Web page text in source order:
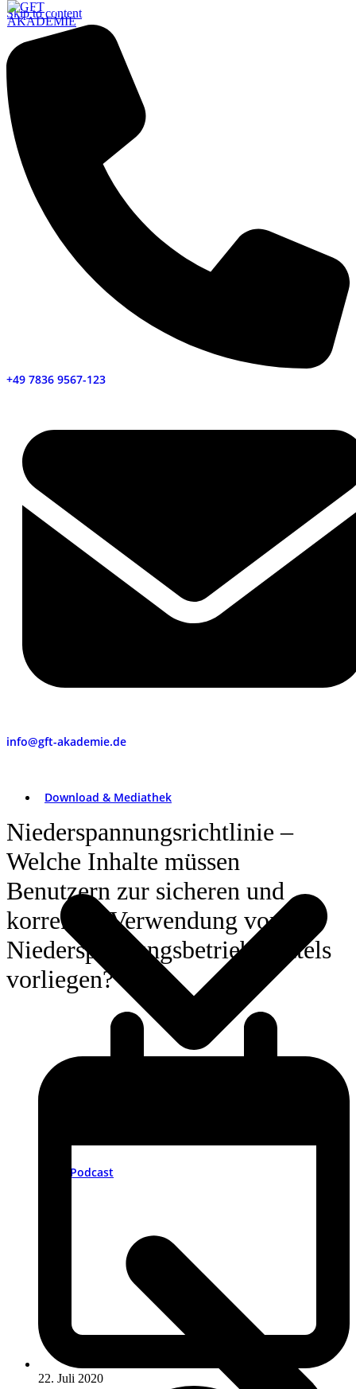
Skip to content
+49 7836 9567-123
info@gft-akademie.de
Download & Mediathek
Podcast
Niederspannungsrichtlinie –
Welche Inhalte müssen
Benutzern zur sicheren und
korrekten Verwendung von
Niederspannungsbetriebsmittels
vorliegen?
22. Juli 2020